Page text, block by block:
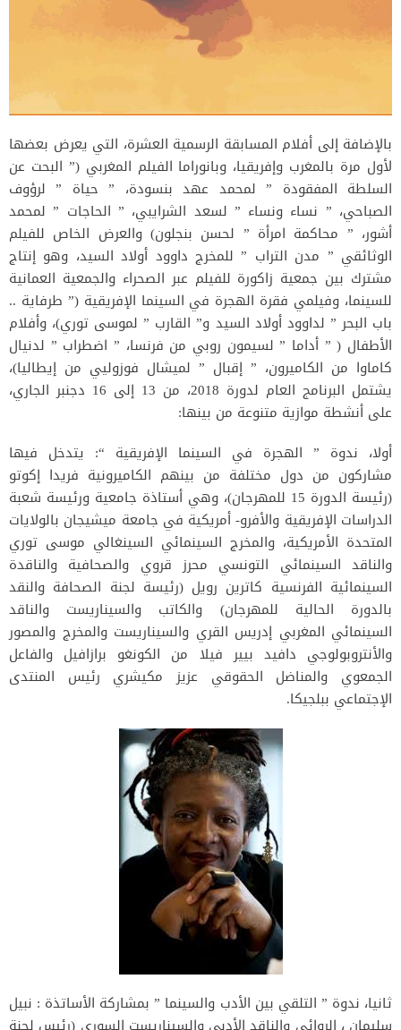
بالإضافة إلى أفلام المسابقة الرسمية العشرة، التي يعرض بعضها
لأول مرة بالمغرب وإفريقيا، وبانوراما الفيلم المغربي (” البحت عن
السلطة المفقودة ” لمحمد عهد بنسودة، ” حياة ” لرؤوف
الصباحي، ” نساء ونساء ” لسعد الشرايبي، ” الحاجات ” لمحمد
أشور، ” محاكمة امرأة ” لحسن بنجلون) والعرض الخاص للفيلم
الوثائقي ” مدن التراب ” للمخرج داوود أولاد السيد، وهو إنتاج
مشترك بين جمعية زاكورة للفيلم عبر الصحراء والجمعية العمانية
للسينما، وفيلمي فقرة الهجرة في السينما الإفريقية (” طرفاية ..
باب البحر ” لداوود أولاد السيد و” القارب ” لموسى توري)، وأفلام
الأطفال ( ” أداما ” لسيمون روبي من فرنسا، ” اضطراب ” لدنيال
كاماوا من الكاميرون، ” إقبال ” لميشال فوزوليي من إيطاليا)،
يشتمل البرنامج العام لدورة 2018، من 13 إلى 16 دجنبر الجاري،
على أنشطة موازية متنوعة من بينها:
أولا، ندوة ” الهجرة في السينما الإفريقية “: يتدخل فيها
مشاركون من دول مختلفة من بينهم الكاميرونية فريدا إكوتو
(رئيسة الدورة 15 للمهرجان)، وهي أستاذة جامعية ورئيسة شعبة
الدراسات الإفريقية والأفرو- أمريكية في جامعة ميشيجان بالولايات
المتحدة الأمريكية، والمخرج السينمائي السينغالي موسى توري
والناقد السينمائي التونسي محرز قروي والصحافية والناقدة
السينمائية الفرنسية كاترين رويل (رئيسة لجنة الصحافة والنقد
بالدورة الحالية للمهرجان) والكاتب والسيناريست والناقد
السينمائي المغربي إدريس القري والسيناريست والمخرج والمصور
والأنتروبولوجي دافيد بيير فيلا من الكونغو برازافيل والفاعل
الجمعوي والمناضل الحقوقي عزيز مكيشري رئيس المنتدى
الإجتماعي ببلجيكا.
ثانيا، ندوة ” التلقي بين الأدب والسينما ” بمشاركة الأساتذة : نبيل